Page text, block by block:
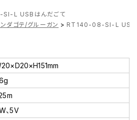
L USBはんだごて
ダゴテ/グルーガン > RT140-08-SI-L USB
、5V